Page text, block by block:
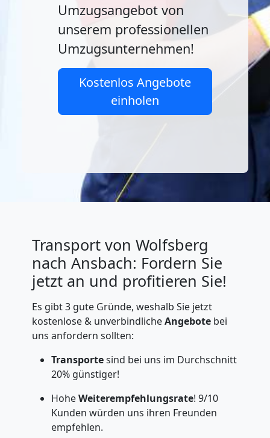
Umzugsangebot von
unserem professionellen
Umzugsunternehmen!
Kostenlos Angebote
einholen
Transport von Wolfsberg
nach Ansbach: Fordern Sie
jetzt an und profitieren Sie!
Es gibt 3 gute Gründe, weshalb Sie jetzt
kostenlose & unverbindlicheAngebote bei
uns anfordern sollten:
Transportesind bei uns im Durchschnitt
20% günstiger!
HoheWeiterempfehlungsrate! 9/10
Kunden würden uns ihren Freunden
empfehlen.